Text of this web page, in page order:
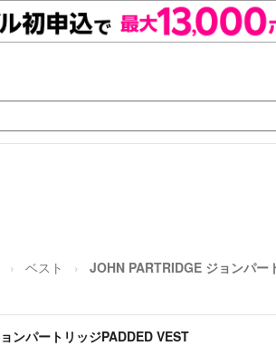
ベスト JOHN PARTRIDGE ジョンパー
ンパートリッジPADDED VEST